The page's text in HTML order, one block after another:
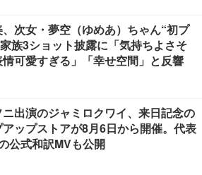
次女・夢空（ゆめあ）ちゃん“初プ
族3ショット披露に「気持ちよさそ
情可愛すぎる」「幸せ空間」と反響
出演のジャミロクワイ、来日記念の
ップストアが8月6日から開催。代表
公式和訳MVも公開